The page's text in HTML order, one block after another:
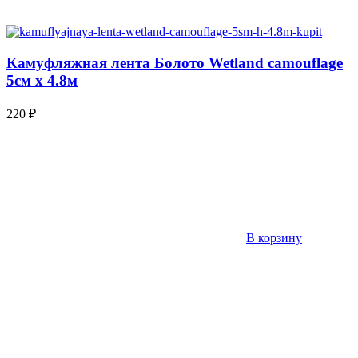
Камуфляжная лента Болото Wetland camouflage
5см х 4.8м
220 ₽
В корзину